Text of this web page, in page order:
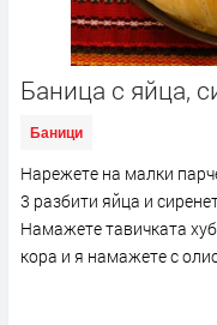
Баница с яйца,
Баници
Нарежете на малки
3 разбити яйца и
Намажете тавичката
кора и я намажете с